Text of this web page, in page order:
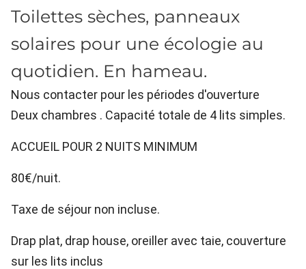
Toilettes sèches, panneaux
solaires pour une écologie au
quotidien. En hameau.
Nous contacter pour les périodes d'ouverture
Deux chambres . Capacité totale de 4 lits simples.
ACCUEIL POUR 2 NUITS MINIMUM
80€/nuit.
Taxe de séjour non incluse.
Drap plat, drap house, oreiller avec taie, couverture
sur les lits inclus